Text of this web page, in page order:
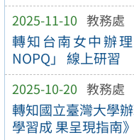
2025-11-10 教務處
轉知台南女中辦
NOPQ」 線上研習
2025-10-20 教務處
轉知國立臺灣大學
學習成 果呈現指南